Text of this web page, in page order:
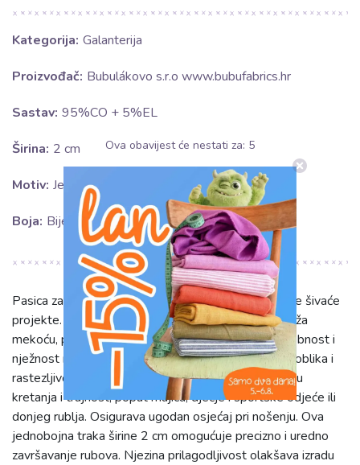
Kategorija: Galanterija
Proizvođač: Bubulákovo s.r.o www.bubufabrics.hr
Sastav: 95%CO + 5%EL
Širina: 2 cm
Motiv: Jednobojno
Boja: Bijela
Pasica za obrub jersey, bijele boje, ključna je za vaše šivaće
projekte. Sastav od 95% pamuka i 5% elastina pruža
mekoću, prozračnost i fleksibilnost. Pamuk nudi udobnost i
nježnost na koži, dok elastin osigurava zadržavanje oblika i
rastezljivost. Idealna je za odjeću koja treba slobodu
kretanja i trajnost, poput majica, dječje i sportske odjeće ili
donjeg rublja. Osigurava ugodan osjećaj pri nošenju. Ova
jednobojna traka širine 2 cm omogućuje precizno i uredno
završavanje rubova. Njezina prilagodljivost olakšava izradu
Ova obavijest će nestati za: 5